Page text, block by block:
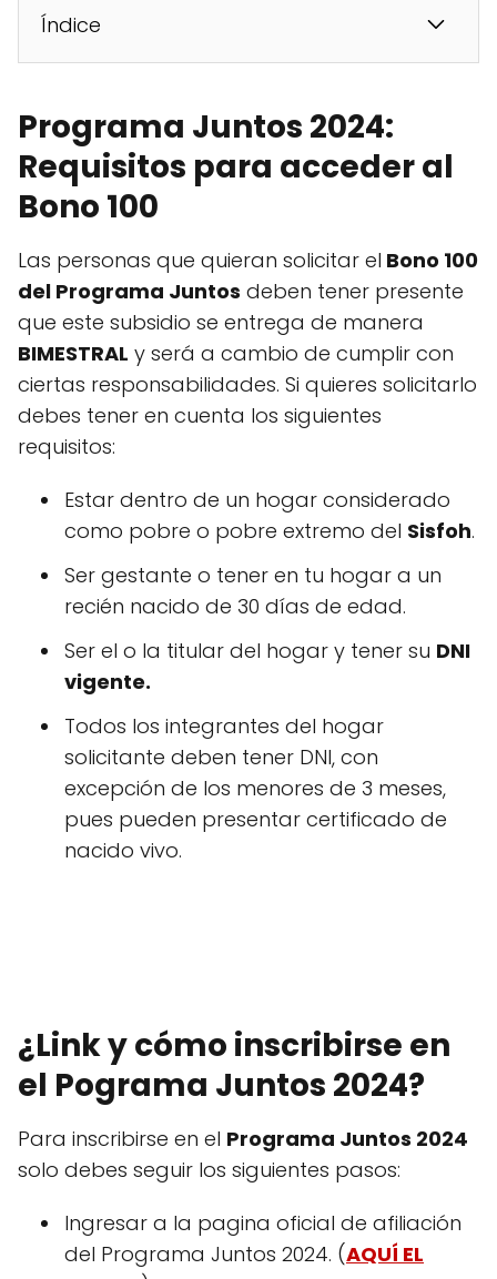
Índice
Programa Juntos 2024:
Requisitos para acceder al
Bono 100
Las personas que quieran solicitar el Bono 100
del Programa Juntos deben tener presente
que este subsidio se entrega de manera
BIMESTRAL y será a cambio de cumplir con
ciertas responsabilidades. Si quieres solicitarlo
debes tener en cuenta los siguientes
requisitos:
Estar dentro de un hogar considerado
como pobre o pobre extremo del Sisfoh.
Ser gestante o tener en tu hogar a un
recién nacido de 30 días de edad.
Ser el o la titular del hogar y tener su DNI
vigente.
Todos los integrantes del hogar
solicitante deben tener DNI, con
excepción de los menores de 3 meses,
pues pueden presentar certificado de
nacido vivo.
¿Link y cómo inscribirse en
el Pograma Juntos 2024?
Para inscribirse en el Programa Juntos 2024
solo debes seguir los siguientes pasos:
Ingresar a la pagina oficial de afiliación
del Programa Juntos 2024. (AQUÍ EL